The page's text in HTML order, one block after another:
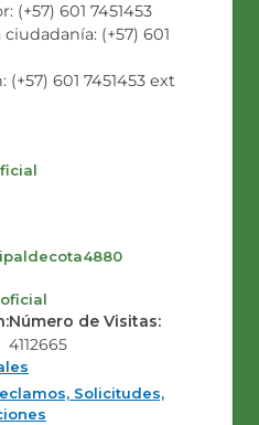
(+57) 601 7451453
(+57) 601
601 7451453 ext
Número de Visitas:
4112665
Solicitudes,